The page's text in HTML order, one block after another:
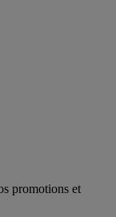
promotions et